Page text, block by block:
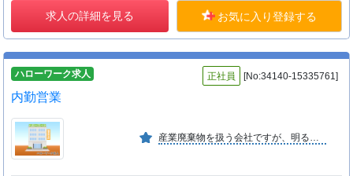
求人の詳細を見る お気に入り登録する
ハローワーク求人 正社員 [No:34140-15335761]
内勤営業